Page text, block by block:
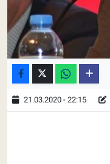
21.03.2020 - 22:15